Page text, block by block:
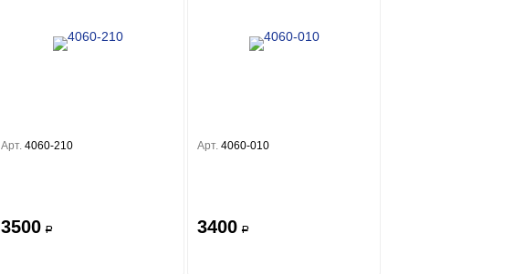
Арт. 4060-210
3500 a
Арт. 4060-010
3400 a